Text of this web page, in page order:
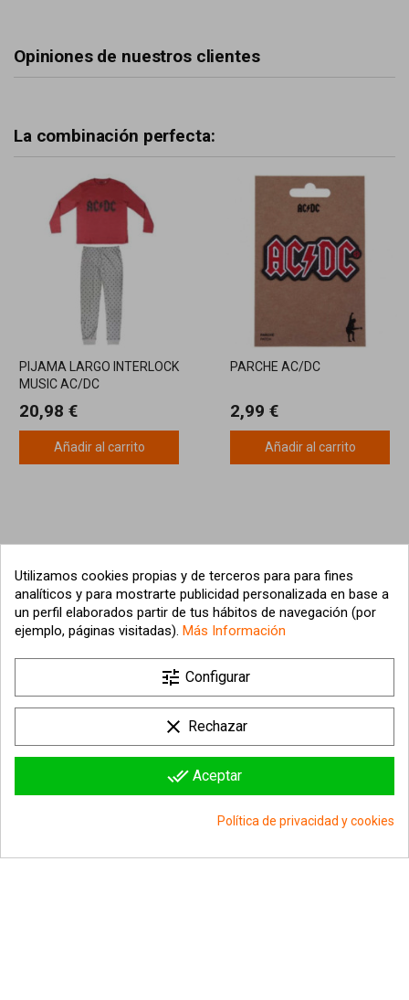
Opiniones de nuestros clientes
La combinación perfecta:
PIJAMA LARGO INTERLOCK
MUSIC AC/DC
20,98 €
Añadir al carrito
PARCHE AC/DC
2,99 €
Añadir al carrito
Información sobre la tienda 
Utilizamos cookies propias y de terceros para para fines
analíticos y para mostrarte publicidad personalizada en base a
un perfil elaborados partir de tus hábitos de navegación (por
ejemplo, páginas visitadas). Más Información
tune Configurar
clear Rechazar
done_all Aceptar
Política de privacidad y cookies